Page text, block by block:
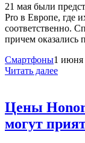
21 мая были
Pro в Европе, где
соответственно.
причем
Смартфоны1 июня
Читать далее
Цены
могут